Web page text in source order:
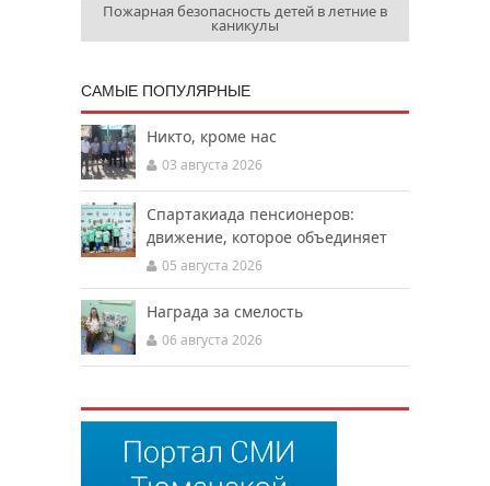
Пожарная безопасность детей в летние в
каникулы
САМЫЕ ПОПУЛЯРНЫЕ
Никто, кроме нас
03 августа 2026
Спартакиада пенсионеров:
движение, которое объединяет
05 августа 2026
Награда за смелость
06 августа 2026